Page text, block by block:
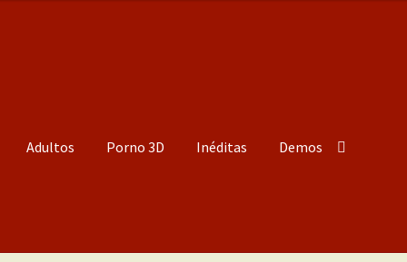
Adultos Porno 3D Inéditas Demos